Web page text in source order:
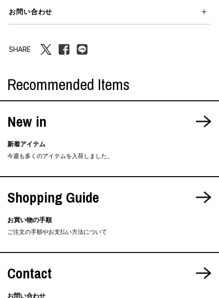
お問い合わせ
SHARE
Recommended Items
New in
新着アイテム
今週も多くのアイテムを入荷しました。
Shopping Guide
お買い物の手順
ご注文の手順やお支払い方法について
Contact
お問い合わせ